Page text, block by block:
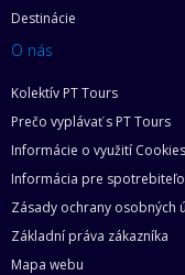
Destinácie
O nás
Kolektív PT Tours
Prečo vyplávať s PT Tours
Informácie o využití Cookies
Informácia pre
Zásady ochrany osobných
Základní práva zákazníka
Mapa webu